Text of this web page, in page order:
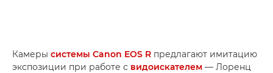
Камеры системы Canon EOS R предлагают имитацию
экспозиции при работе с видоискателем — Лоренц